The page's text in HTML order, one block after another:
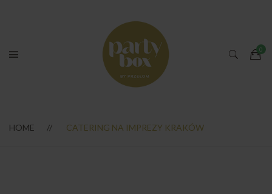
HOME CATERING NA IMPREZY KRAKÓW